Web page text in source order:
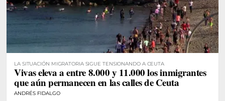
LA SITUACIÓN MIGRATORIA SIGUE TENSIONANDO A CEUTA
Vivas eleva a entre 8.000 y 11.000 los inmigrantes
que aún permanecen en las calles de Ceuta
ANDRÉS FIDALGO